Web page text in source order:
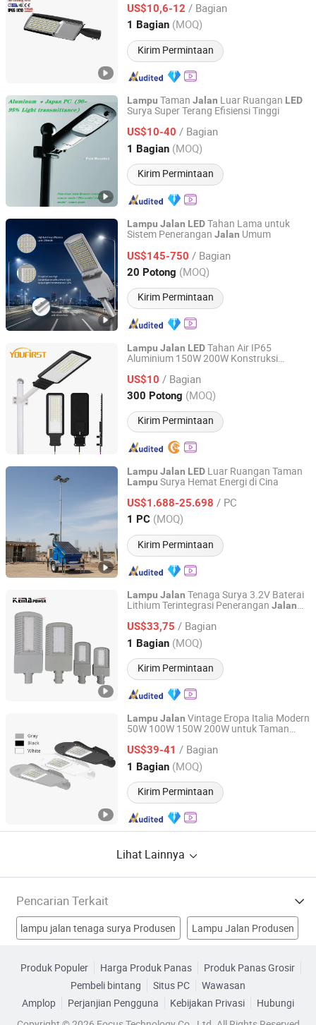
US$10,6-12 / Bagian
1 Bagian (MOQ)
Kirim Permintaan
Zhejiang, China Harga mulai 2022
Lampu Taman Jalan Luar Ruangan LED
Surya Super Terang Efisiensi Tinggi
US$10-40 / Bagian
1 Bagian (MOQ)
Kirim Permintaan
World-Dawn Lighting Co., Limited
Guangdong, China Harga mulai 2011
Lampu Jalan LEDTahan Lama untuk
Sistem Penerangan Jalan Umum
US$145-750 / Bagian
20 Potong (MOQ)
Kirim Permintaan
Jiangsu Xinyixin Lighting Technology Co., Ltd.
Jiangsu, China Harga mulai 2026
Lampu Jalan LEDTahan Air IP65
Aluminium 150W 200W Konstruksi
US$10 / Bagian
300 Potong (MOQ)
Kirim Permintaan
Guangdong Guangyun Lighting Co., Ltd.
Guangdong, China Harga mulai 2022
Lampu Jalan LED Luar Ruangan Taman
Lampu Surya Hemat Energi di Cina
US$1.688-25.698 / PC
1 PC (MOQ)
Kirim Permintaan
Fujian Diou Power Co., Ltd.
Fujian, China Harga mulai 2025
Lampu Jalan Tenaga Surya 3.2V Baterai
Lithium Terintegrasi Penerangan Jalan
120WLampu LEDTenaga Surya
US$33,75 / Bagian
1 Bagian (MOQ)
Kirim Permintaan
NINGBO KEMAPOWER ELECTRONICS CO., LTD.
Zhejiang, China Harga mulai 2017
Lampu Jalan Vintage Eropa Italia Modern
50W 100W 150W 200W untuk Taman
US$39-41 / Bagian
1 Bagian (MOQ)
Kirim Permintaan
Shenzhen Focus Lighting Co., Ltd.
Guangdong, China Harga mulai 2018
Lihat Lainnya
Pencarian Terkait
lampu jalan tenaga surya Produsen Lampu Jalan Produsen
Lampu LED Pabrik Lampu LED Pabrik
Produk Populer Harga Produk Panas
Produk Panas Grosir
Pembeli bintang
Situs PC
Wawasan
Amplop
Perjanjian Pengguna Kebijakan Privasi
Hubungi